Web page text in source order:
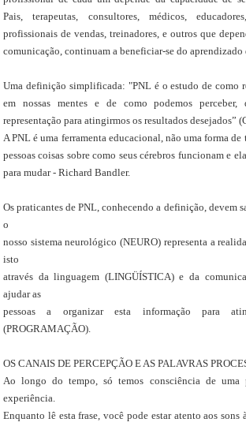
Pais, terapeutas, consultores, médicos,
profissionais de vendas, treinadores, e outros que
comunicação, continuam a beneficiar-se do aprendizado
Uma definição simplificada: "PNL é o estudo de como
em nossas mentes e de como podemos perceber,
representação para atingirmos os resultados desejados”
A PNL é uma ferramenta educacional, não uma forma de
pessoas coisas sobre como seus cérebros funcionam e
para mudar - Richard Bandler.
Os praticantes de PNL, conhecendo a definição, devem
o
nosso sistema neurológico (NEURO) representa a
isto
através da linguagem (LINGÜÍSTICA) e da
ajudar as
pessoas a organizar esta informação para
(PROGRAMAÇÃO).
OS CANAIS DE PERCEPÇÃO E AS PALAVRAS
Ao longo do tempo, só temos consciência de uma
experiência.
Enquanto lê esta frase, você pode estar atento aos sons